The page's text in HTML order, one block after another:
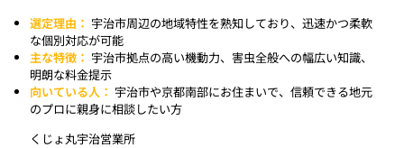
選定理由： 宇治市周辺の地域特性を熟知しており、迅速かつ柔軟
な個別対応が可能
主な特徴： 宇治市拠点の高い機動力、害虫全般への幅広い知識、
明朗な料金提示
向いている人： 宇治市や京都南部にお住まいで、信頼できる地元
のプロに親身に相談したい方
くじょ丸宇治営業所